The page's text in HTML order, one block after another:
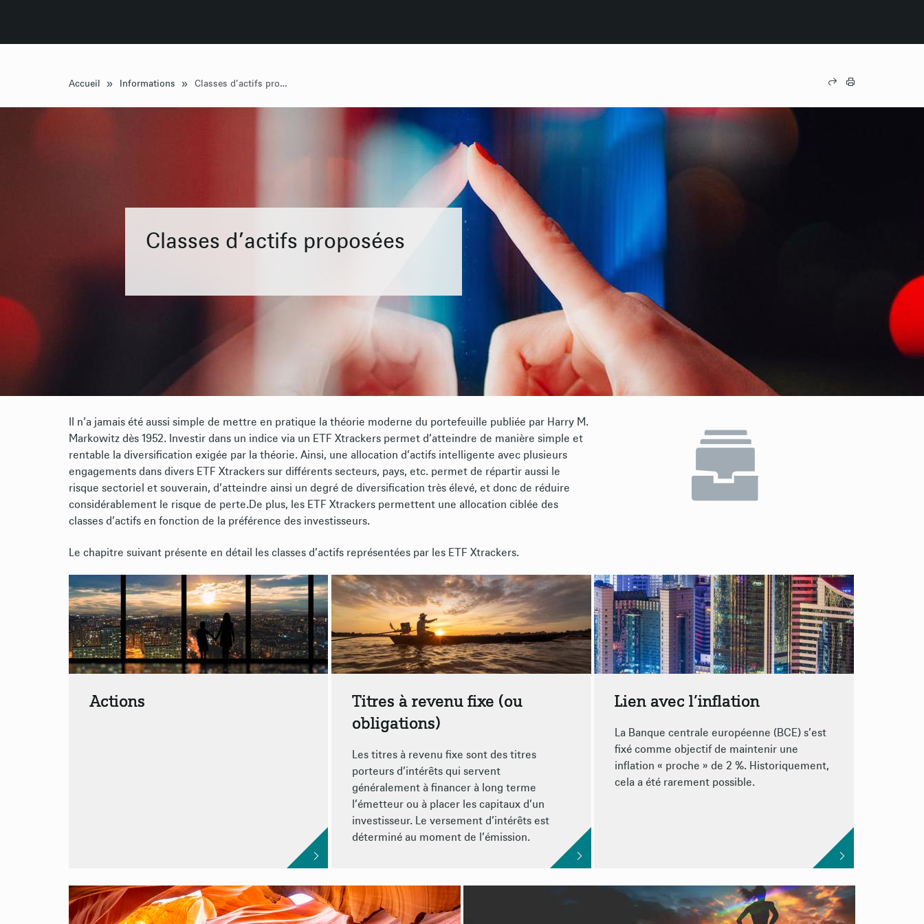
Accueil » Informations » Classes d’actifs proposées
Classes d’actifs proposées
Il n’a jamais été aussi simple de mettre en pratique la théorie moderne du portefeuille publiée par Harry M.
Markowitz dès 1952. Investir dans un indice via un ETF Xtrackers permet d’atteindre de manière simple et
rentable la diversification exigée par la théorie. Ainsi, une allocation d’actifs intelligente avec plusieurs
engagements dans divers ETF Xtrackers sur différents secteurs, pays, etc. permet de répartir aussi le
risque sectoriel et souverain, d’atteindre ainsi un degré de diversification très élevé, et donc de réduire
considérablement le risque de perte.De plus, les ETF Xtrackers permettent une allocation ciblée des
classes d’actifs en fonction de la préférence des investisseurs.
Le chapitre suivant présente en détail les classes d’actifs représentées par les ETF Xtrackers.
Actions
Titres à revenu fixe (ou
obligations)
Les titres à revenu fixe sont des titres
porteurs d’intérêts qui servent
généralement à financer à long terme
l’émetteur ou à placer les capitaux d’un
investisseur. Le versement d’intérêts est
déterminé au moment de l’émission.
Lien avec l’inflation
La Banque centrale européenne (BCE) s’est
fixé comme objectif de maintenir une
inflation « proche » de 2 %. Historiquement,
cela a été rarement possible.